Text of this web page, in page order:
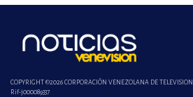
COPYRIGHT ©2026 CORPORACIÓN VENEZOLANA DE
Rif-j000089337